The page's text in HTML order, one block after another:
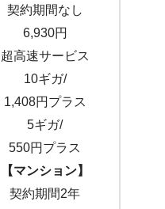
契約期間なし
6,930円
超高速サービス
10ギガ/
1,408円プラス
5ギガ/
550円プラス
【マンション】
契約期間2年